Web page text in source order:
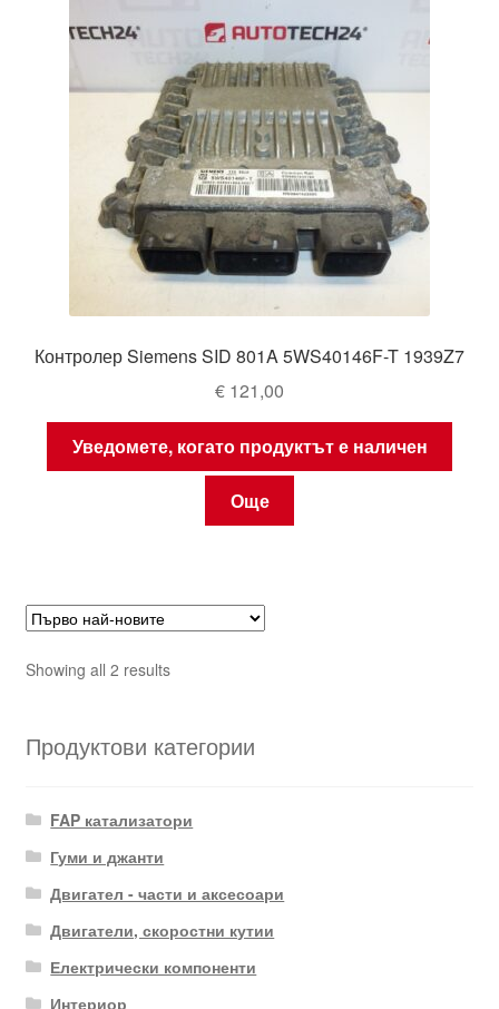
Контролер Siemens SID 801A 5WS40146F-T 1939Z7
€ 121,00
Уведомете, когато продуктът е наличен
Още
Showing all 2 resultsSorted
Продуктови категории
FAP катализатори
Гуми и джанти
Двигател - части и аксесоари
Двигатели, скоростни кутии
Електрически компоненти
Интериор